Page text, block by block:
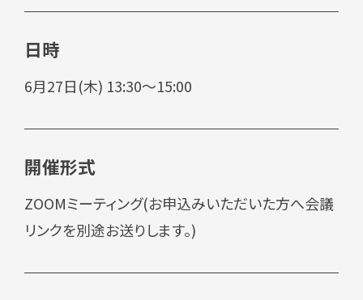
日時
6月27日(木) 13:30～15:00
開催形式
ZOOMミーティング(お申込みいただいた方へ会議
リンクを別途お送りします。)